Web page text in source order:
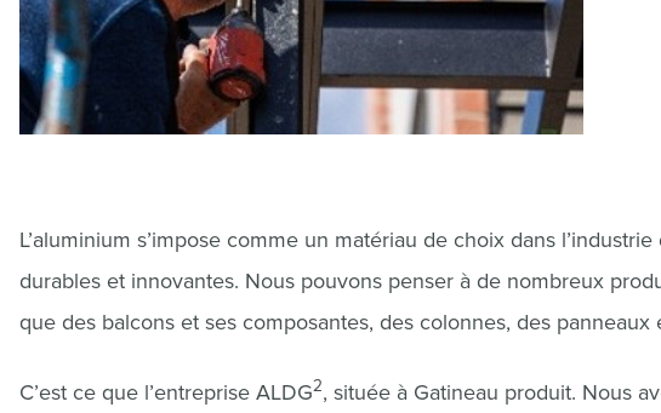
L’aluminium s’impose comme un matériau de choix dans
durables et innovantes. Nous pouvons penser à de nombreux
que des balcons et ses composantes, des colonnes, des panneaux
C’est ce que l’entreprise ALDG2, située à Gatineau produit. Nous